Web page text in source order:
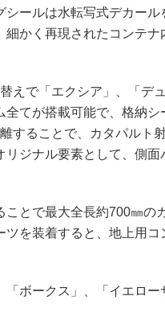
ールは水転写式デカール
細かく再現されたコンテナ
えで「エクシア」、「デ
てが搭載可能で、格納シ
することで、カタパルト
ジナル要素として、側面
とで最大全長約700㎜の
を装着すると、地上用コ
ボークス」、「イエロー